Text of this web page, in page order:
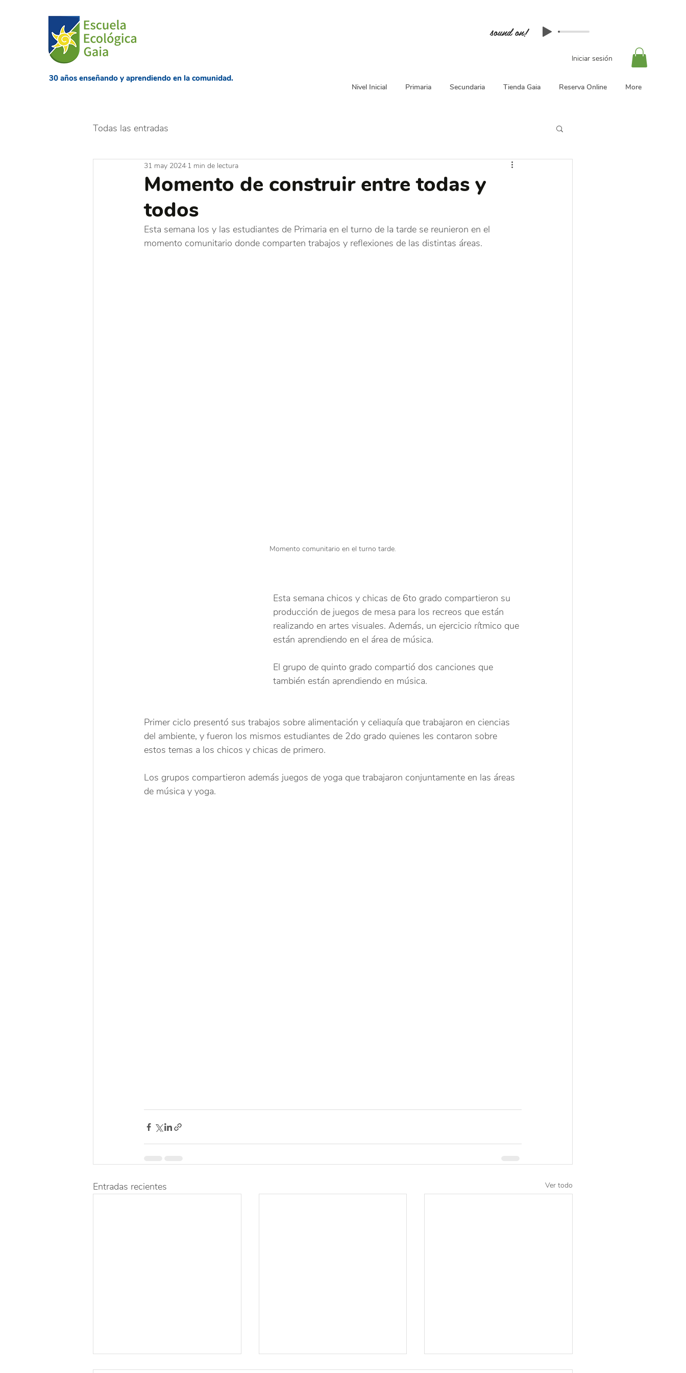
​30 años enseñando y aprendiendo en la comunidad.
sound on!
Iniciar sesión
Nivel Inicial Primaria Secundaria Tienda Gaia Reserva Online More
Todas las entradas
Momento de construir entre todas y
todos
31 may 2024 1 min de lectura
Esta semana los y las estudiantes de Primaria en el turno de la tarde se reunieron en el
momento comunitario donde comparten trabajos y reflexiones de las distintas áreas.
Momento comunitario en el turno tarde.
Esta semana chicos y chicas de 6to grado compartieron su
producción de juegos de mesa para los recreos que están
realizando en artes visuales. Además, un ejercicio rítmico que
están aprendiendo en el área de música.
El grupo de quinto grado compartió dos canciones que
también están aprendiendo en música.
Primer ciclo presentó sus trabajos sobre alimentación y celiaquía que trabajaron en ciencias
del ambiente, y fueron los mismos estudiantes de 2do grado quienes les contaron sobre
estos temas a los chicos y chicas de primero.
Los grupos compartieron además juegos de yoga que trabajaron conjuntamente en las áreas
de música y yoga.
Entradas recientes Ver todo